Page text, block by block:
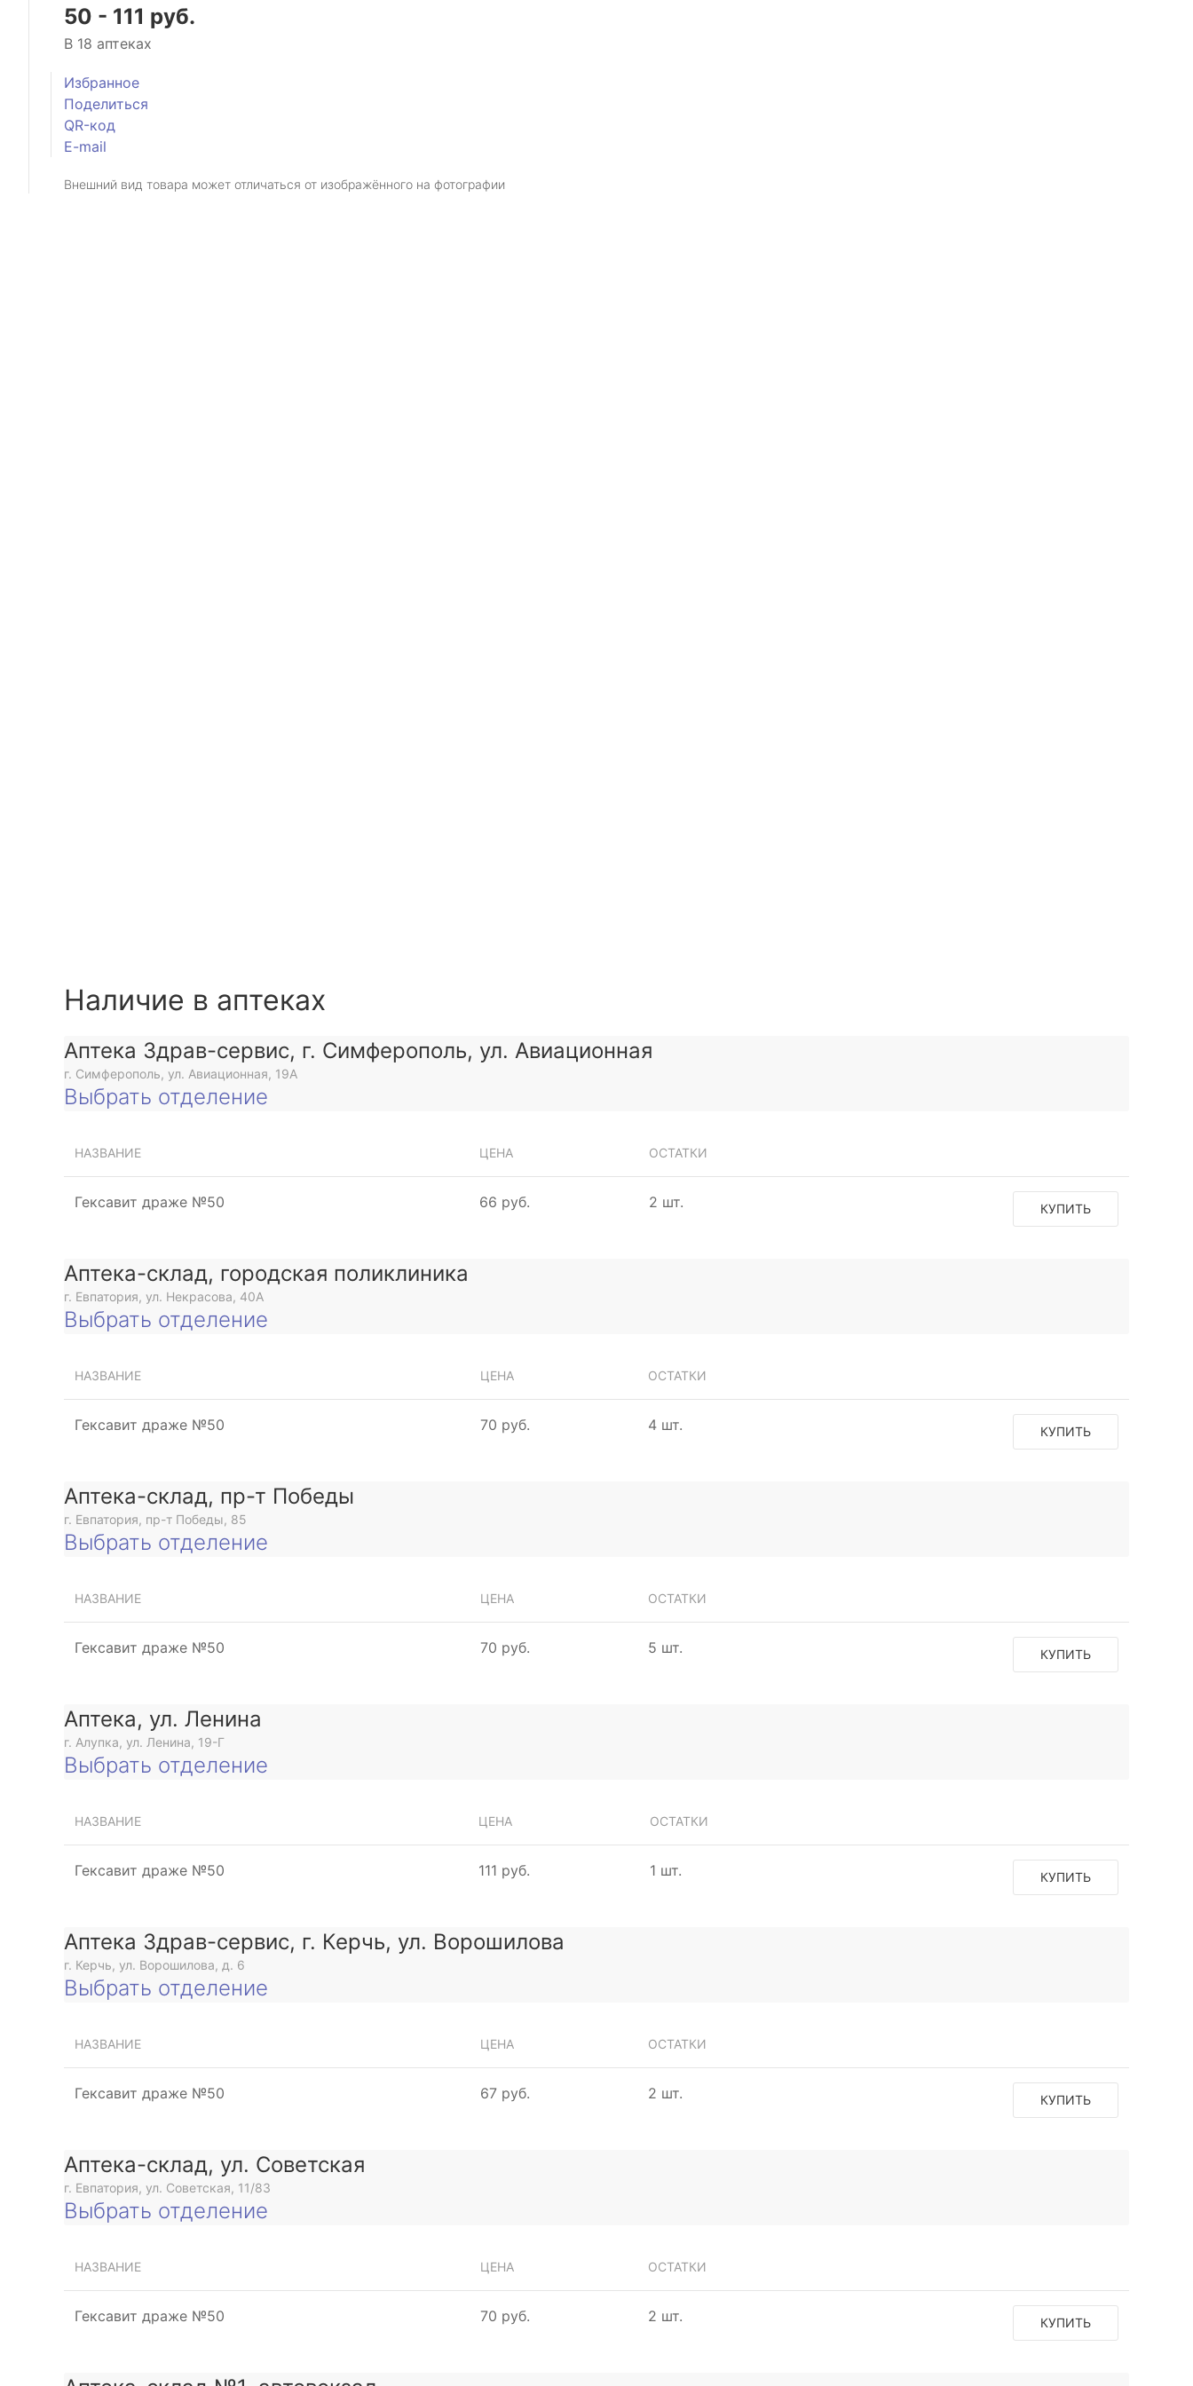
50 - 111 руб.
В 18 аптеках
Избранное
Поделиться
QR-код
E-mail
Внешний вид товара может отличаться от изображённого на фотографии
Наличие в аптеках
Аптека Здрав-сервис, г. Симферополь, ул. Авиационная
г. Симферополь, ул. Авиационная, 19А
Выбрать отделение
НАЗВАНИЕ ЦЕНА ОСТАТКИ
Гексавит драже №50 66 руб. 2 шт. КУПИТЬ
Аптека-склад, городская поликлиника
г. Евпатория, ул. Некрасова, 40A
Выбрать отделение
НАЗВАНИЕ ЦЕНА ОСТАТКИ
Гексавит драже №50 70 руб. 4 шт. КУПИТЬ
Аптека-склад, пр-т Победы
г. Евпатория, пр-т Победы, 85
Выбрать отделение
НАЗВАНИЕ ЦЕНА ОСТАТКИ
Гексавит драже №50 70 руб. 5 шт. КУПИТЬ
Аптека, ул. Ленина
г. Алупка, ул. Ленина, 19-Г
Выбрать отделение
НАЗВАНИЕ ЦЕНА ОСТАТКИ
Гексавит драже №50 111 руб. 1 шт. КУПИТЬ
Аптека Здрав-сервис, г. Керчь, ул. Ворошилова
г. Керчь, ул. Ворошилова, д. 6
Выбрать отделение
НАЗВАНИЕ ЦЕНА ОСТАТКИ
Гексавит драже №50 67 руб. 2 шт. КУПИТЬ
Аптека-склад, ул. Советская
г. Евпатория, ул. Советская, 11/83
Выбрать отделение
НАЗВАНИЕ ЦЕНА ОСТАТКИ
Гексавит драже №50 70 руб. 2 шт. КУПИТЬ